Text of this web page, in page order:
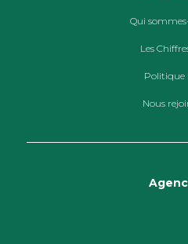
Qui
Les
Politique
Nous